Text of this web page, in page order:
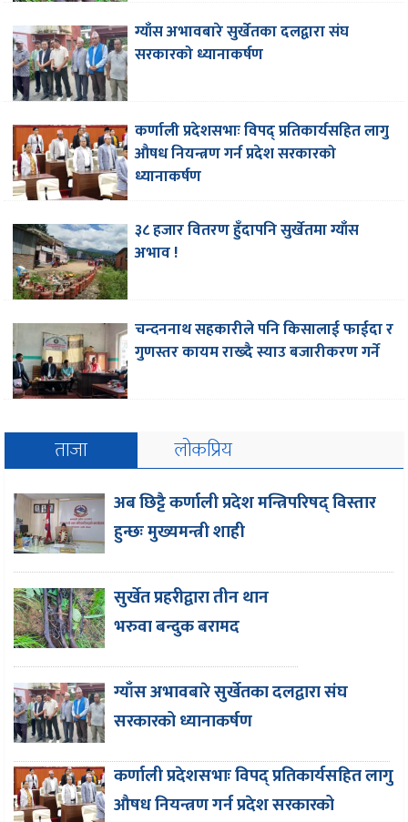
ग्याँस अभावबारे सुर्खेतका दलद्वारा संघ
सरकारको ध्यानाकर्षण
कर्णाली प्रदेशसभाः विपद् प्रतिकार्यसहित लागु
औषध नियन्त्रण गर्न प्रदेश सरकारको
ध्यानाकर्षण
३८ हजार वितरण हुँदापनि सुर्खेतमा ग्याँस
अभाव !
चन्दननाथ सहकारीले पनि किसालाई फाईदा र
गुणस्तर कायम राख्दै स्याउ बजारीकरण गर्ने
ताजा लोकप्रिय
अब छिट्टै कर्णाली प्रदेश मन्त्रिपरिषद् विस्तार
हुन्छः मुख्यमन्त्री शाही
सुर्खेत प्रहरीद्वारा तीन थान
भरुवा बन्दुक बरामद
ग्याँस अभावबारे सुर्खेतका दलद्वारा संघ
सरकारको ध्यानाकर्षण
कर्णाली प्रदेशसभाः विपद् प्रतिकार्यसहित लागु
औषध नियन्त्रण गर्न प्रदेश सरकारको